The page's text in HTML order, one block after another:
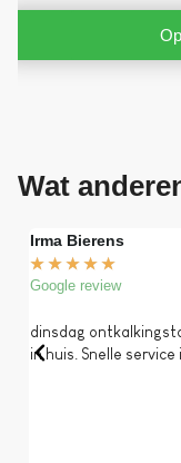
Wat
Irma Bierens
★ ★ ★ ★ ★
Google review
dinsdag
in huis. Snelle